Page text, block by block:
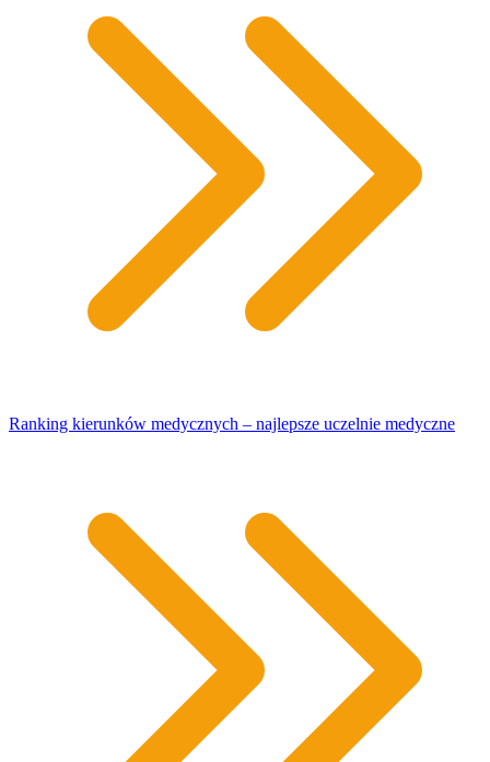
Ranking kierunków medycznych – najlepsze uczelnie medyczne